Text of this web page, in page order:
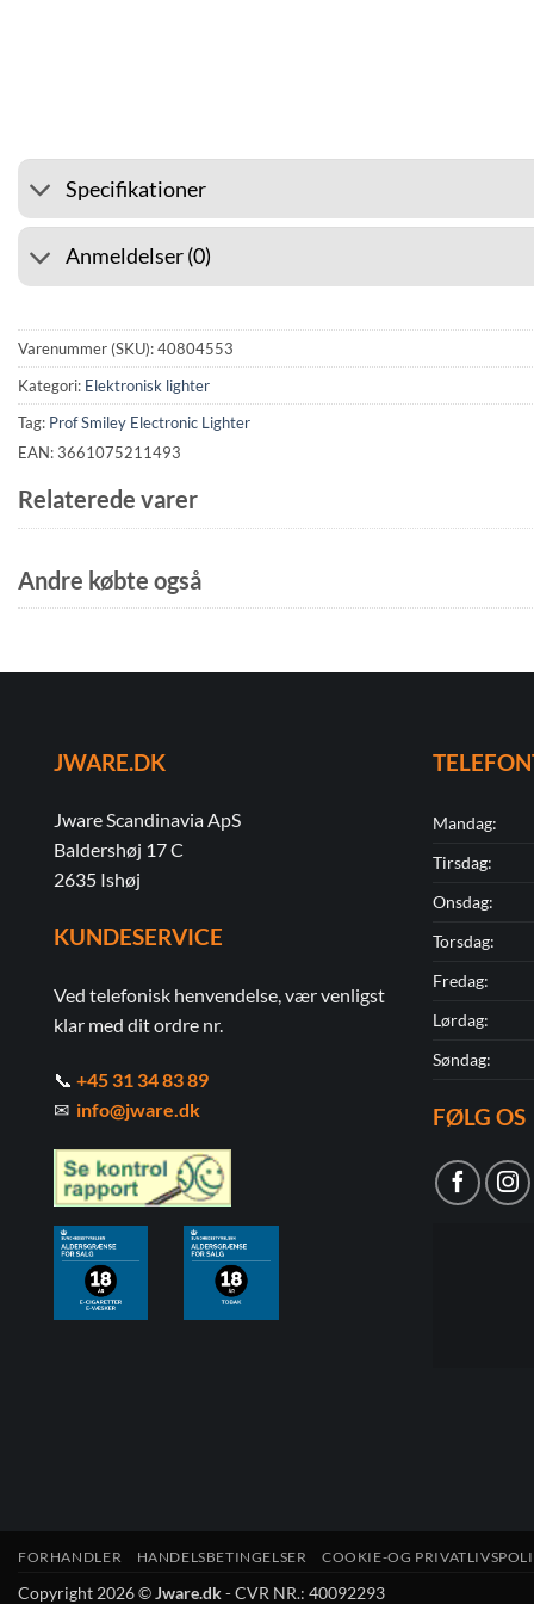
Specifikationer
Anmeldelser (0)
Varenummer (SKU):40804553
Kategori: Elektronisk lighter
Tag: Prof Smiley Electronic Lighter
EAN: 3661075211493
Relaterede varer
Andre købte også
JWARE.DK
Jware Scandinavia ApS
Baldershøj 17 C
2635 Ishøj
KUNDESERVICE
Ved telefonisk henvendelse, vær venligst
klar med dit ordre nr.
📞 +45 31 34 83 89
✉ info@jware.dk
Mandag:
Tirsdag:
Onsdag:
Torsdag:
Fredag:
Lørdag:
Søndag:
FØLG OS
FORHANDLER HANDELSBETINGELSER COOKIE-OG
Copyright 2026 ©Jware.dk- CVR NR.: 40092293